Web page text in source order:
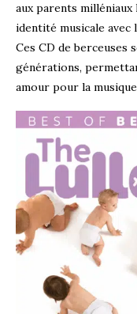
aux parents
identité musicale avec
Ces CD de berceuses
générations,
amour pour la